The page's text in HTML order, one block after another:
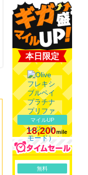
本日限定
マイルUP
18,200mile
無料